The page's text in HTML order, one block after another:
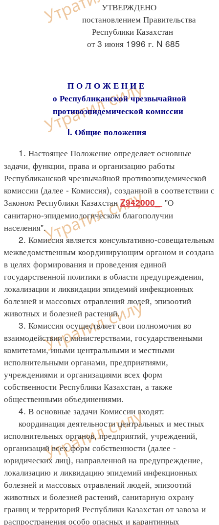
УТВЕРЖДЕНО
постановлением Правительства
Республики Казахстан
от 3 июня 1996 г. N 685
П О Л О Ж Е Н И Е
о Республиканской чрезвычайной
противоэпидемической комиссии
I. Общие положения
1. Настоящее Положение определяет основные
задачи, функции, права и организацию работы
Республиканской чрезвычайной противоэпидемической
комиссии (далее - Комиссия), созданной в соответствии с
Законом Республики КазахстанZ942000_
"О
санитарно-эпидемиологическом благополучии
населения".
2. Комиссия является консультативно-совещательным
межведомственным координирующим органом и создана
в целях формирования и проведения единой
государственной политики в области предупреждения,
локализации и ликвидации эпидемий инфекционных
болезней и массовых отравлений людей, эпизоотий
животных и болезней растений.
3. Комиссия осуществляет свои полномочия во
взаимодействии с министерствами, государственными
комитетами, иными центральными и местными
исполнительными органами, предприятиями,
учреждениями и организациями всех форм
собственности Республики Казахстан, а также
общественными объединениями.
4. В основные задачи Комиссии входят:
координация деятельности центральных и местных
исполнительных органов, предприятий, учреждений,
организаций всех форм собственности (далее -
юридических лиц), направленной на предупреждение,
локализацию и ликвидацию эпидемий инфекционных
болезней и массовых отравлений людей, эпизоотий
животных и болезней растений, санитарную охрану
границ и территорий Республики Казахстан от завоза и
распространения особо опасных и карантинных